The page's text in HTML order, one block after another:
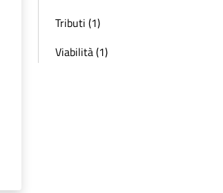
Tributi (1)
Viabilità (1)